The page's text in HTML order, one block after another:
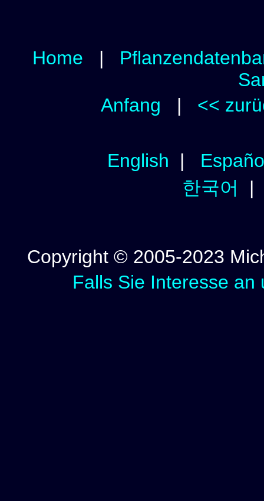
Home |
Anfang | <<
English |
한국어
Copyright © 2005-2023
Falls Sie Interesse